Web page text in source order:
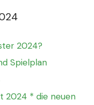
2024?
Spielplan
2024 * die neuen